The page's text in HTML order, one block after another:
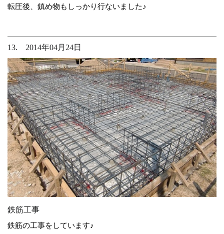
転圧後、鎮め物もしっかり行ないました♪
13. 2014年04月24日
鉄筋工事
鉄筋の工事をしています♪